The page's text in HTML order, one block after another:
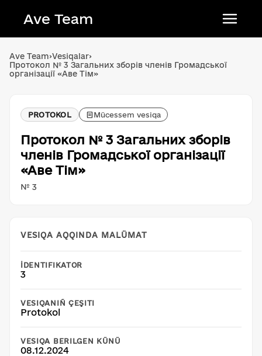
Ave Team
Qırımtatar tili
English
Ave Team›Vesiqalar›
Протокол № 3 Загальних зборів членів Громадської
організації «Аве Тім»
PROTOKOL Mücessem vesiqa
Протокол № 3 Загальних зборів
членів Громадської організації
«Аве Тім»
№ 3
VESIQA AQQINDA MALÜMAT
İDENTIFIKATOR
3
VESIQANIÑ ÇEŞITI
Protokol
VESIQA BERILGEN KÜNÜ
08.12.2024